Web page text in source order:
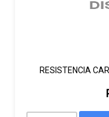
RESISTENCIA